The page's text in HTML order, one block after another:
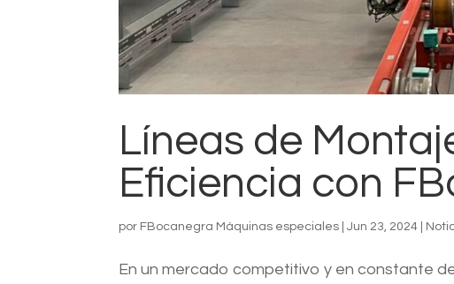
Líneas de
Eficiencia con
por FBocanegra Máquinas especiales |Jun 23, 2024
En un mercado competitivo y en constante